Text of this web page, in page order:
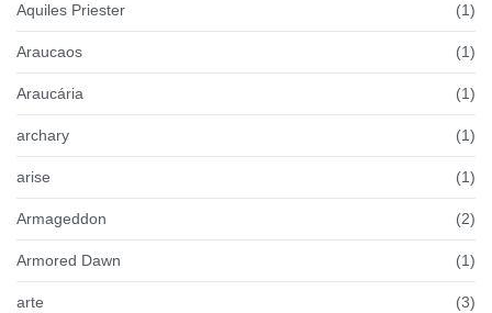
Aquiles Priester (1)
Araucaos (1)
Araucária (1)
archary (1)
arise (1)
Armageddon (2)
Armored Dawn (1)
arte (3)